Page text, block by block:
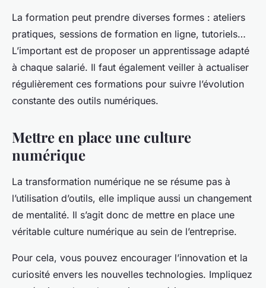
La formation peut prendre diverses formes : ateliers
pratiques, sessions de formation en ligne, tutoriels…
L’important est de proposer un apprentissage adapté
à chaque salarié. Il faut également veiller à actualiser
régulièrement ces formations pour suivre l’évolution
constante des outils numériques.
Mettre en place une culture
numérique
La transformation numérique ne se résume pas à
l’utilisation d’outils, elle implique aussi un changement
de mentalité. Il s’agit donc de mettre en place une
véritable culture numérique au sein de l’entreprise.
Pour cela, vous pouvez encourager l’innovation et la
curiosité envers les nouvelles technologies. Impliquez